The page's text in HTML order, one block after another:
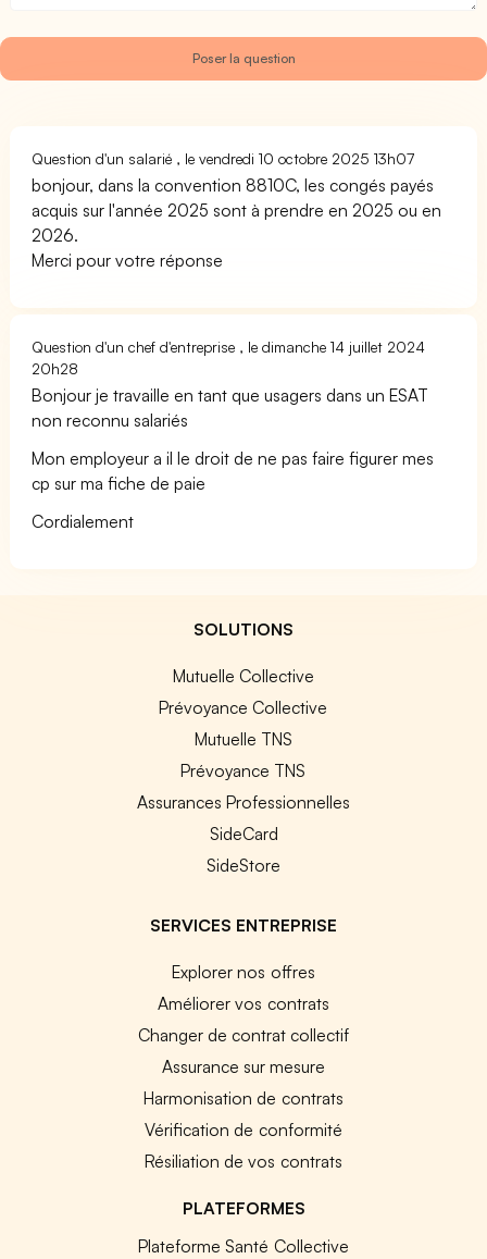
Question d'un salarié , le vendredi 10 octobre 2025 13h07
bonjour, dans la convention 8810C, les congés payés
acquis sur l'année 2025 sont à prendre en 2025 ou en
2026.
Merci pour votre réponse
Question d'un chef d'entreprise , le dimanche 14 juillet 2024
20h28
Bonjour je travaille en tant que usagers dans un ESAT
non reconnu salariés
Mon employeur a il le droit de ne pas faire figurer mes
cp sur ma fiche de paie
Cordialement
SOLUTIONS
Mutuelle Collective
Prévoyance Collective
Mutuelle TNS
Prévoyance TNS
Assurances Professionnelles
SideCard
SideStore
SERVICES ENTREPRISE
Explorer nos offres
Améliorer vos contrats
Changer de contrat collectif
Assurance sur mesure
Harmonisation de contrats
Vérification de conformité
Résiliation de vos contrats
PLATEFORMES
Plateforme Santé Collective